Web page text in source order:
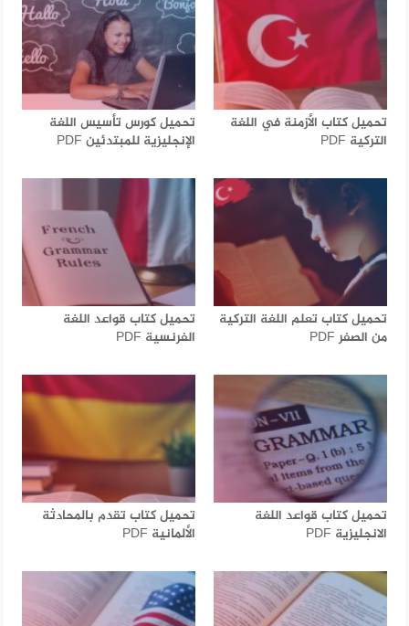
تحميل كتاب الأزمنة في اللغة
التركية PDF
تحميل كورس تأسيس اللغة
الإنجليزية للمبتدئين PDF
تحميل كتاب تعلم اللغة التركية
من الصفر PDF
تحميل كتاب قواعد اللغة
الفرنسية PDF
تحميل كتاب قواعد اللغة
الانجليزية PDF
تحميل كتاب تقدم بالمحادثة
الألمانية PDF